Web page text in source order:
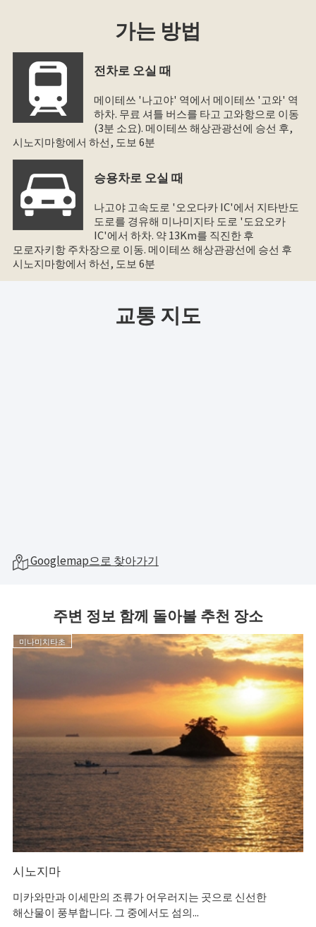
가는 방법
전차로 오실 때
메이테쓰 '나고야' 역에서 메이테쓰 '고와' 역
하차. 무료 셔틀 버스를 타고 고와항으로 이동
(3분 소요). 메이테쓰 해상관광선에 승선 후,
시노지마항에서 하선, 도보 6분
승용차로 오실 때
나고야 고속도로 '오오다카 IC'에서 지타반도
도로를 경유해 미나미지타 도로 '도요오카
IC'에서 하차. 약 13Km를 직진한 후
모로자키항 주차장으로 이동. 메이테쓰 해상관광선에 승선 후
시노지마항에서 하선, 도보 6분
교통 지도
Googlemap으로 찾아가기
주변 정보 함께 돌아볼 추천 장소
미나미치타초
시노지마
미카와만과 이세만의 조류가 어우러지는 곳으로 신선한
해산물이 풍부합니다. 그 중에서도 섬의...